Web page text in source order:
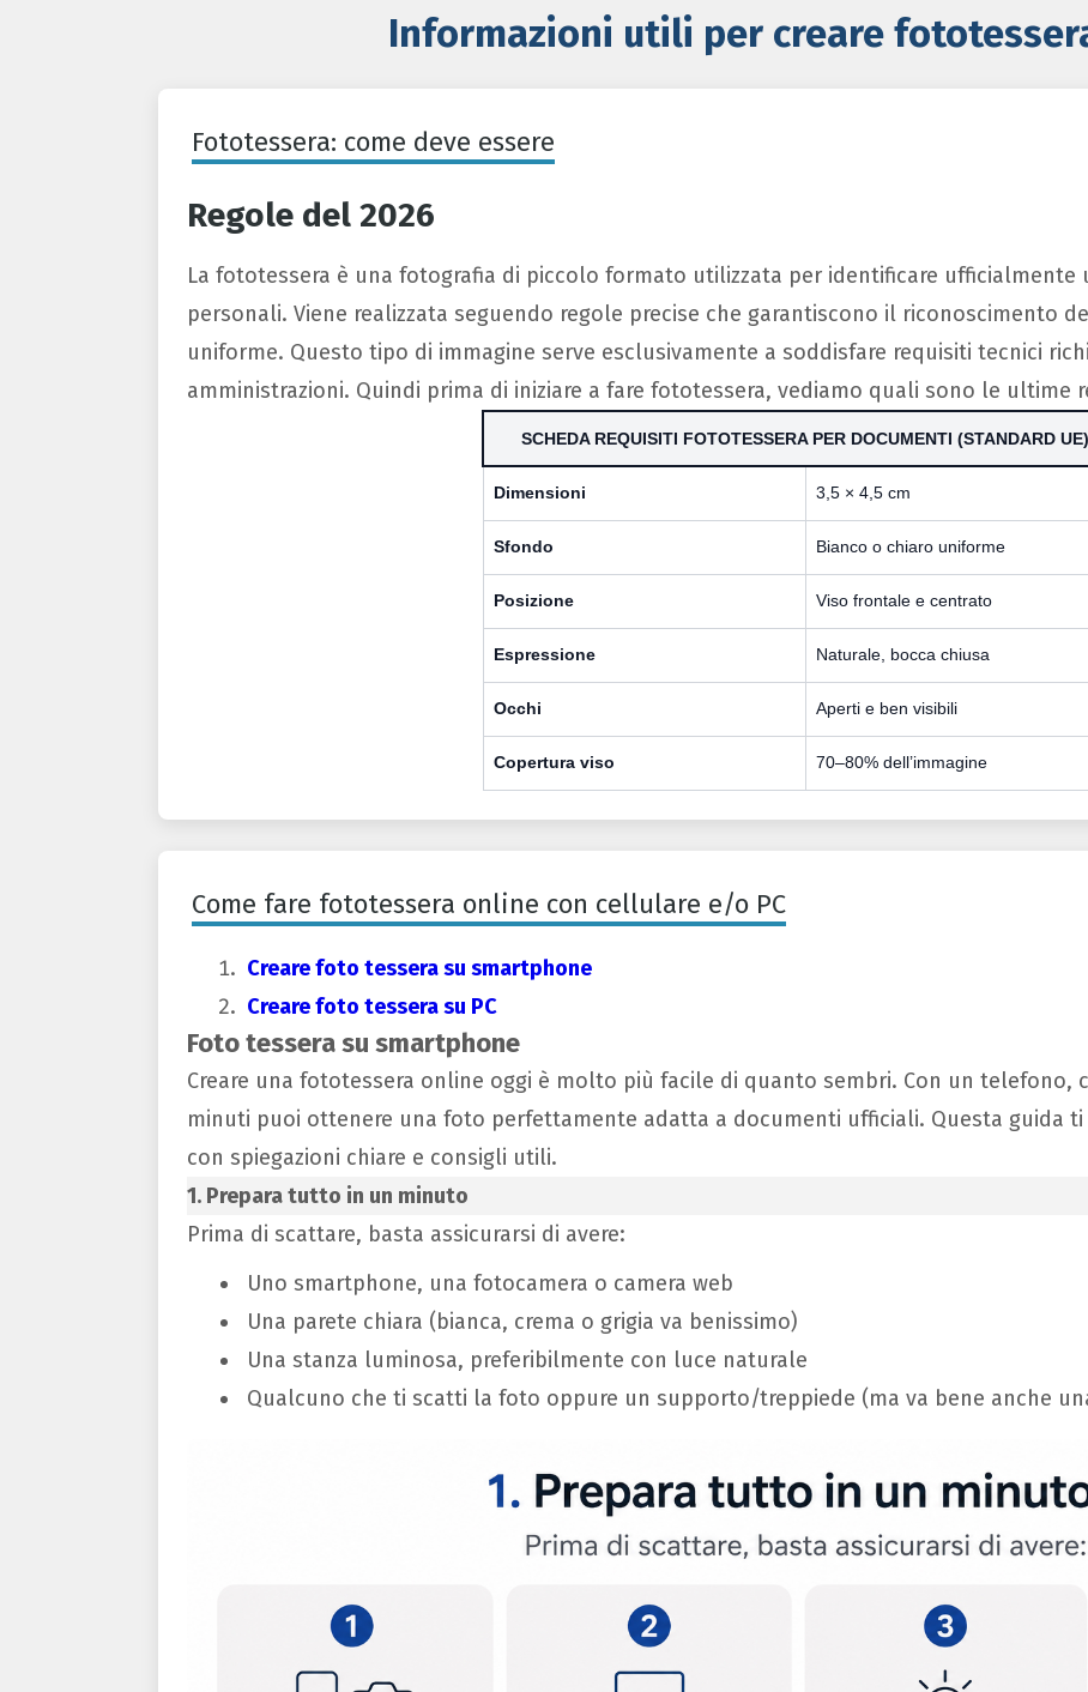
Informazioni utili per creare
Fototessera: come deve essere
Regole del 2026
La fototessera è una fotografia di piccolo formato utilizzata per identificare ufficialmente
personali. Viene realizzata seguendo regole precise che garantiscono il riconoscimento
uniforme. Questo tipo di immagine serve esclusivamente a soddisfare requisiti tecnici
amministrazioni. Quindi prima di iniziare a fare fototessera, vediamo quali sono le ultime
SCHEDA REQUISITI FOTOTESSERA PER DOCUMENTI (STANDARD UE)
Dimensioni 3,5 × 4,5 cm
Sfondo Bianco o chiaro uniforme
Posizione Viso frontale e centrato
Espressione Naturale, bocca chiusa
Occhi Aperti e ben visibili
Copertura viso 70–80% dell’immagine
Come fare fototessera online con cellulare e/o PC
Creare foto tessera su smartphone
Creare foto tessera su PC
Foto tessera su smartphone
Creare una fototessera online oggi è molto più facile di quanto sembri. Con un telefono,
minuti puoi ottenere una foto perfettamente adatta a documenti ufficiali. Questa guida ti
con spiegazioni chiare e consigli utili.
1. Prepara tutto in un minuto
Prima di scattare, basta assicurarsi di avere:
Uno smartphone, una fotocamera o camera web
Una parete chiara (bianca, crema o grigia va benissimo)
Una stanza luminosa, preferibilmente con luce naturale
Qualcuno che ti scatti la foto oppure un supporto/treppiede (ma va bene anche